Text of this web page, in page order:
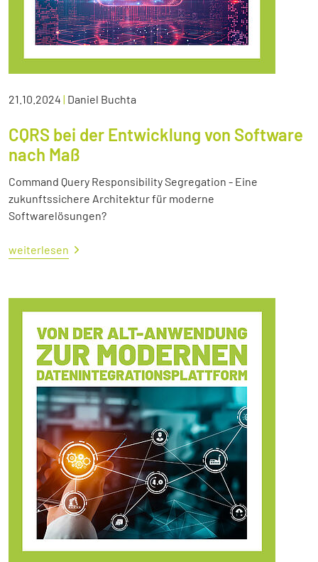
21.10.2024 | Daniel Buchta
CQRS bei der Entwicklung von Software
nach Maß
Command Query Responsibility Segregation - Eine
zukunftssichere Architektur für moderne
Softwarelösungen?
weiterlesen